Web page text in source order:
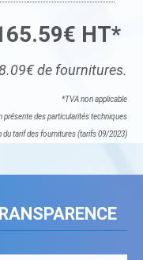
HT*
de fournitures.
*TVA non applicable
des particularités techniques
tarif des fournitures (tarifs 09/2023)